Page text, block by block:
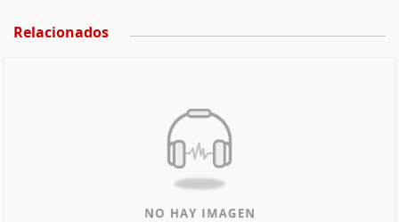
Relacionados